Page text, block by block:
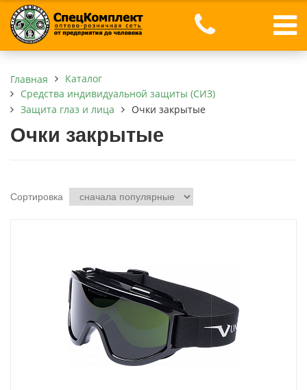
Главная
Каталог
Средства индивидуальной защиты (СИЗ)
Защита глаз и лица
Очки закрытые
Очки закрытые
Сортировка